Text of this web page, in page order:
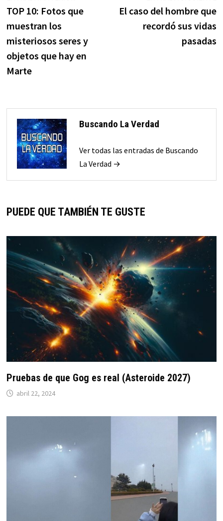
de
entradas
anterior:
TOP 10: Fotos que
muestran los
misteriosos seres y
objetos que hay en
Marte
El caso del hombre que
recordó sus vidas
pasadas
Buscando La Verdad
Ver todas las entradas de Buscando
La Verdad →
PUEDE QUE TAMBIÉN TE GUSTE
Pruebas de que Gog es real (Asteroide 2027)
abril 22, 2024